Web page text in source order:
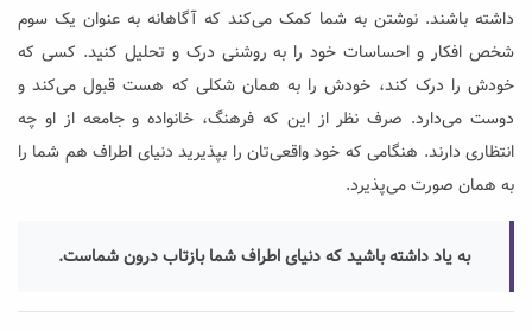
داشته باشند. نوشتن به شما کمک می‌کند که آگاهانه به عنوان یک سوم
شخص افکار و احساسات خود را به روشنی درک و تحلیل کنید. کسی که
خودش را درک کند، خودش را به همان شکلی که هست قبول می‌کند و
دوست می‌دارد. صرف نظر از این که فرهنگ، خانواده و جامعه از او چه
انتظاری دارند. هنگامی که خود واقعی‌تان را بپذیرید دنیای اطراف هم شما را
به همان صورت می‌پذیرد.
به یاد داشته باشید که دنیای اطراف شما بازتاب درون شماست.